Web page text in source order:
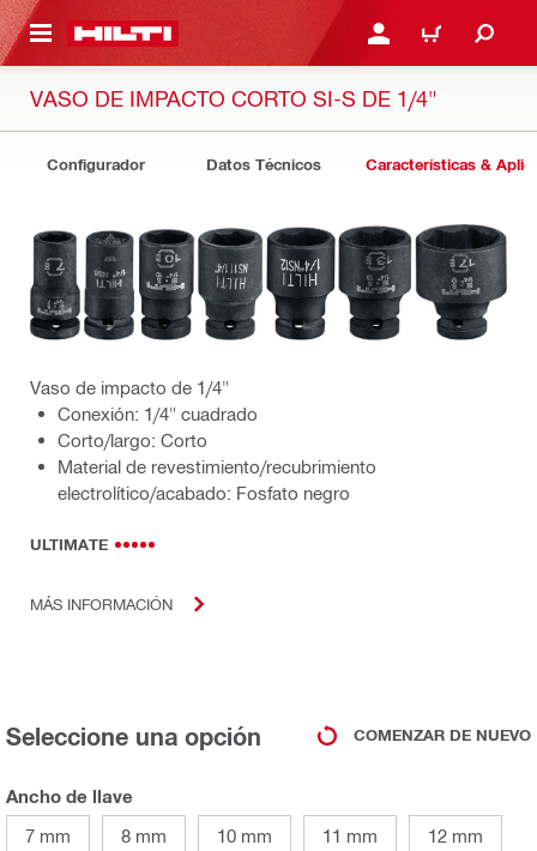
PRINCIPAL INICIE SESIÓN O
CARRITO
VASO DE IMPACTO CORTO SI-S DE 1/4"
Configurador Datos Técnicos Características &
Vaso de impacto de 1/4"
Conexión: 1/4" cuadrado
Corto/largo: Corto
Material de revestimiento/recubrimiento
electrolítico/acabado: Fosfato negro
ULTIMATE
MÁS INFORMACIÓN
Seleccione una opción COMENZAR DE NUEVO
Ancho de llave
7 mm
8 mm 10 mm 11 mm 12 mm